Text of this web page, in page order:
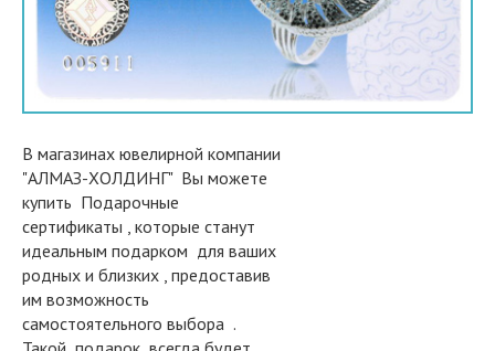
В магазинах ювелирной компании
"АЛМАЗ-ХОЛДИНГ" Вы можете
купить Подарочные
сертификаты , которые станут
идеальным подарком для ваших
родных и близких , предоставив
им возможность
самостоятельного выбора .